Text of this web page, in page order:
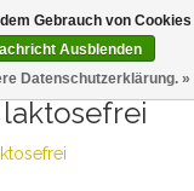
Gebrauch von Cookies
Ausblenden
Datenschutzerklärung. »